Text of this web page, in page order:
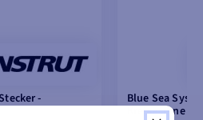
-
Blue Sea
Kreise ohne